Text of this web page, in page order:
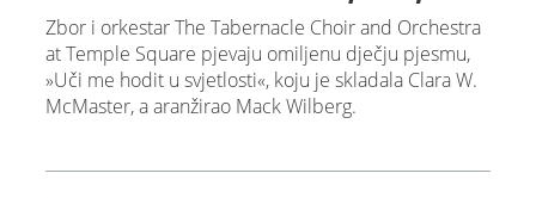
Zbor i orkestar The Tabernacle Choir and Orchestra
at Temple Square pjevaju omiljenu dječju pjesmu,
»Uči me hodit u svjetlosti«, koju je skladala Clara W.
McMaster, a aranžirao Mack Wilberg.